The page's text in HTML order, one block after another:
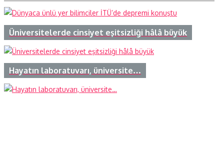
Üniversitelerde cinsiyet eşitsizliği hâlâ büyük
Hayatın laboratuvarı, üniversite…